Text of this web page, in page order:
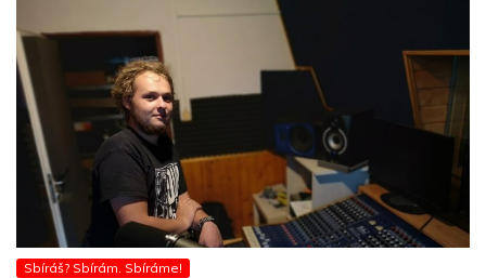
Sbíráš? Sbírám. Sbíráme!